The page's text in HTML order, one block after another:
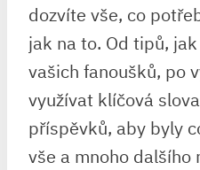
dozvíte vše, co
jak na to. Od tipů,
vašich fanoušků, po
využívat klíčová
příspěvků, aby byly
vše a mnoho dalšího